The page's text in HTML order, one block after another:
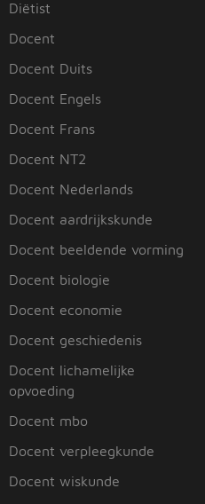
Diëtist
Docent
Docent Duits
Docent Engels
Docent Frans
Docent NT2
Docent Nederlands
Docent aardrijkskunde
Docent beeldende vorming
Docent biologie
Docent economie
Docent geschiedenis
Docent lichamelijke
opvoeding
Docent mbo
Docent verpleegkunde
Docent wiskunde